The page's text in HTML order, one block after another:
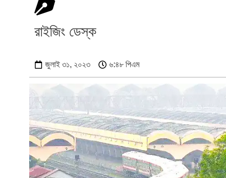
রাইজিং ডেস্ক
জুলাই ৩১, ২০২৩ ৬:৪৮ পিএম